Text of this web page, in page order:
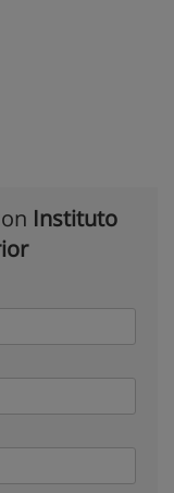
Instituto